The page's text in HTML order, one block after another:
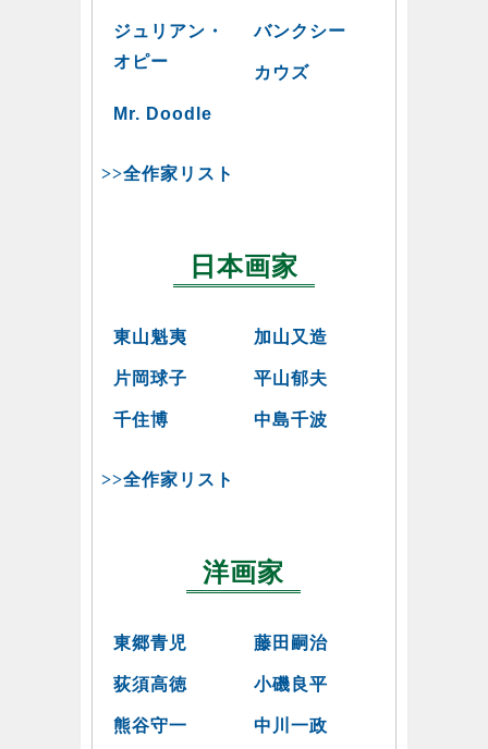
ジュリアン・
オピー
バンクシー
カウズ
Mr. Doodle
>>全作家リスト
日本画家
東山魁夷 加山又造
片岡球子 平山郁夫
千住博 中島千波
>>全作家リスト
洋画家
東郷青児 藤田嗣治
荻須高徳 小磯良平
熊谷守一 中川一政